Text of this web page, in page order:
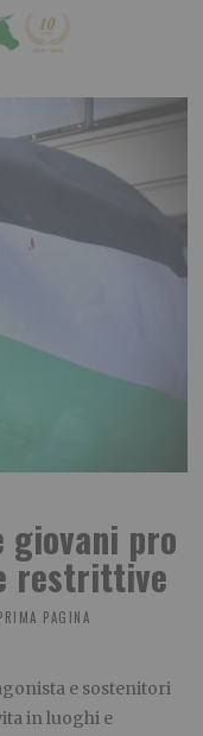
giovani pro
restrittive
PAGINA
e sostenitori
in luoghi e